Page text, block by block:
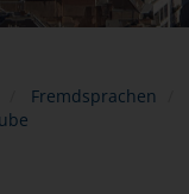
Fremdsprachen